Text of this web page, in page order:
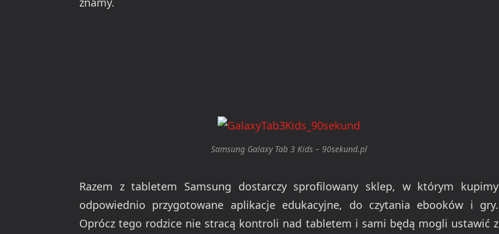
Samsung Galaxy Tab 3 Kids – 90sekund.pl
Razem z tabletem Samsung dostarczy sprofilowany sklep, w którym kupimy
odpowiednio przygotowane aplikacje edukacyjne, do czytania ebooków i gry.
Oprócz tego rodzice nie stracą kontroli nad tabletem i sami będą mogli ustawić z